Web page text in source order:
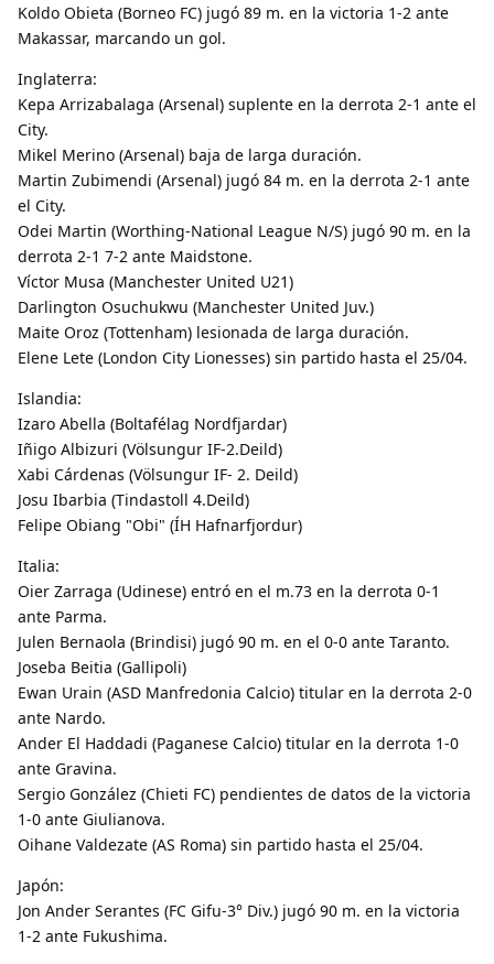
Koldo Obieta (Borneo FC) jugó 89 m. en la victoria 1-2 ante
Makassar, marcando un gol.
Inglaterra:
Kepa Arrizabalaga (Arsenal) suplente en la derrota 2-1 ante el
City.
Mikel Merino (Arsenal) baja de larga duración.
Martin Zubimendi (Arsenal) jugó 84 m. en la derrota 2-1 ante
el City.
Odei Martin (Worthing-National League N/S) jugó 90 m. en la
derrota 2-1 7-2 ante Maidstone.
Víctor Musa (Manchester United U21)
Darlington Osuchukwu (Manchester United Juv.)
Maite Oroz (Tottenham) lesionada de larga duración.
Elene Lete (London City Lionesses) sin partido hasta el 25/04.
Islandia:
Izaro Abella (Boltafélag Nordfjardar)
Iñigo Albizuri (Völsungur IF-2.Deild)
Xabi Cárdenas (Völsungur IF- 2. Deild)
Josu Ibarbia (Tindastoll 4.Deild)
Felipe Obiang "Obi" (ÍH Hafnarfjordur)
Italia:
Oier Zarraga (Udinese) entró en el m.73 en la derrota 0-1
ante Parma.
Julen Bernaola (Brindisi) jugó 90 m. en el 0-0 ante Taranto.
Joseba Beitia (Gallipoli)
Ewan Urain (ASD Manfredonia Calcio) titular en la derrota 2-0
ante Nardo.
Ander El Haddadi (Paganese Calcio) titular en la derrota 1-0
ante Gravina.
Sergio González (Chieti FC) pendientes de datos de la victoria
1-0 ante Giulianova.
Oihane Valdezate (AS Roma) sin partido hasta el 25/04.
Japón:
Jon Ander Serantes (FC Gifu-3° Div.) jugó 90 m. en la victoria
1-2 ante Fukushima.